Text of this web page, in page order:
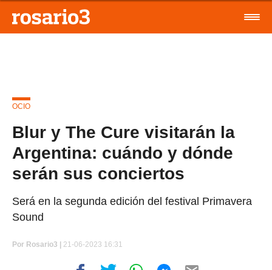
OCIO
Blur y The Cure visitarán la
Argentina: cuándo y dónde
serán sus conciertos
Será en la segunda edición del festival Primavera
Sound
Por Rosario3 | 21-06-2023 16:31